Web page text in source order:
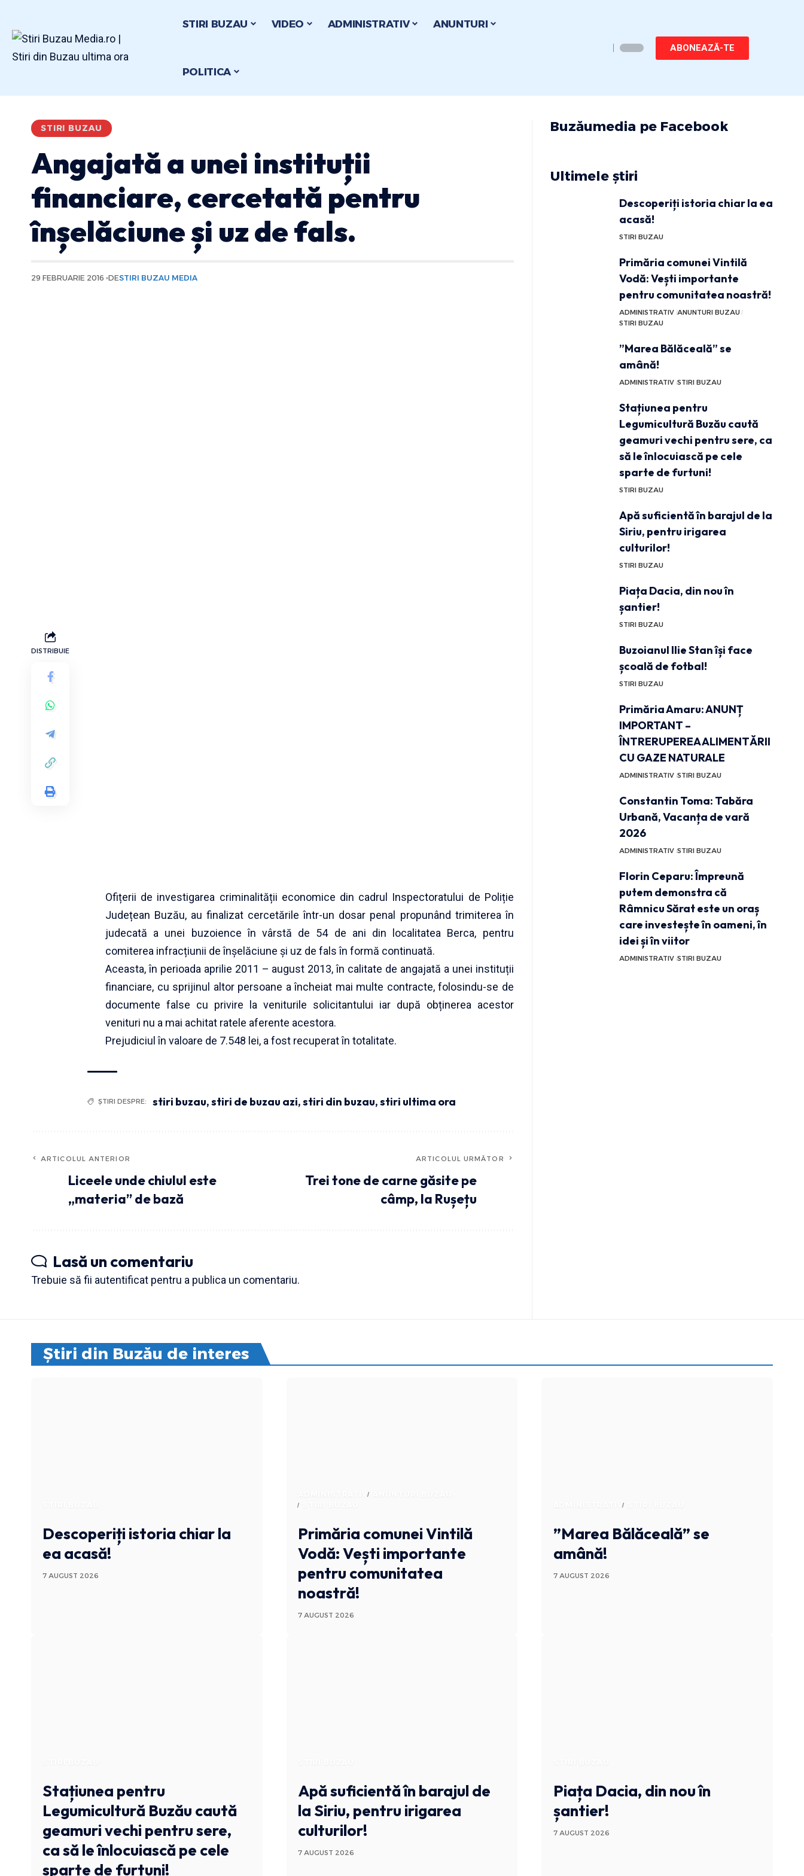
STIRI BUZAU VIDEO ADMINISTRATIV ANUNTURI
POLITICA
ABONEAZĂ-TE
STIRI BUZAU
Angajată a unei instituții
financiare, cercetată pentru
înșelăciune și uz de fals.
29 FEBRUARIE 2016 DESTIRI BUZAU MEDIA
DISTRIBUIE
Ofițerii de investigarea criminalității economice din cadrul Inspectoratului de Poliție
Județean Buzău, au finalizat cercetările într-un dosar penal propunând trimiterea în
judecată a unei buzoience în vârstă de 54 de ani din localitatea Berca, pentru
comiterea infracțiunii de înșelăciune și uz de fals în formă continuată.
Aceasta, în perioada aprilie 2011 – august 2013, în calitate de angajată a unei instituții
financiare, cu sprijinul altor persoane a încheiat mai multe contracte, folosindu-se de
documente false cu privire la veniturile solicitantului iar după obținerea acestor
venituri nu a mai achitat ratele aferente acestora.
Prejudiciul în valoare de 7.548 lei, a fost recuperat în totalitate.
ȘTIRI DESPRE: stiri buzau,stiri de buzau azi,stiri din buzau,stiri ultima ora
ARTICOLUL ANTERIOR
Liceele unde chiulul este
„materia” de bază
ARTICOLUL URMĂTOR
Trei tone de carne găsite pe
câmp, la Rușețu
Lasă un comentariu
Trebuie să fii autentificat pentru a publica un comentariu.
Buzăumedia pe Facebook
Ultimele știri
Descoperiți istoria chiar la ea
acasă!
STIRI BUZAU
Primăria comunei Vintilă
Vodă: Vești importante
pentru comunitatea noastră!
ADMINISTRATIV ANUNTURI BUZAU
STIRI BUZAU
”Marea Bălăceală” se
amână!
ADMINISTRATIV STIRI BUZAU
Stațiunea pentru
Legumicultură Buzău caută
geamuri vechi pentru sere, ca
să le înlocuiască pe cele
sparte de furtuni!
STIRI BUZAU
Apă suficientă în barajul de la
Siriu, pentru irigarea
culturilor!
STIRI BUZAU
Piața Dacia, din nou în
șantier!
STIRI BUZAU
Buzoianul Ilie Stan își face
școală de fotbal!
STIRI BUZAU
Primăria Amaru: ANUNȚ
IMPORTANT –
ÎNTRERUPEREA ALIMENTĂRII
CU GAZE NATURALE
ADMINISTRATIV STIRI BUZAU
Constantin Toma: Tabăra
Urbană, Vacanța de vară
2026
ADMINISTRATIV STIRI BUZAU
Florin Ceparu: Împreună
putem demonstra că
Râmnicu Sărat este un oraș
care investește în oameni, în
idei și în viitor
ADMINISTRATIV STIRI BUZAU
Știri din Buzău de interes
Descoperiți istoria chiar la
ea acasă!
7 AUGUST 2026
ADMINISTRATIV
Primăria comunei Vintilă
Vodă: Vești importante
pentru comunitatea
noastră!
7 AUGUST 2026
ADMINISTRATIV
”Marea Bălăceală” se
amână!
7 AUGUST 2026
Stațiunea pentru
Legumicultură Buzău caută
geamuri vechi pentru sere,
ca să le înlocuiască pe cele
sparte de furtuni!
Apă suficientă în barajul de
la Siriu, pentru irigarea
culturilor!
7 AUGUST 2026
Piața Dacia, din nou în
șantier!
7 AUGUST 2026